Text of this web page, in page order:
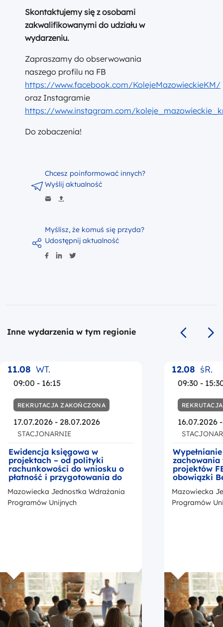
Skontaktujemy się z osobami
zakwalifikowanymi do udziału w
wydarzeniu.
Zapraszamy do obserwowania
naszego profilu na FB
https://www.facebook.com/KolejeMazowieckieKM/
oraz Instagramie
https://www.instagram.com/
Do zobaczenia!
Myślisz, że komuś się przyda?
Udostępnij aktualność
Chcesz poinformować innych?
Wyślij aktualność
Inne wydarzenia w tym regionie
Poprzedni
11.08 WT.
09:00 - 16:15
REKRUTACJA ZAKOŃCZONA
17.07.2026 - 28.07.2026
STACJONARNIE
Ewidencja księgowa w
projektach – od polityki
rachunkowości do wniosku o
płatność i przygotowania do
Mazowiecka Jednostka Wdrażania
Programów Unijnych
12.08 śR.
09:30 -
16.07.2026
zachowania
projektów
obowiązki
z
promocji
Mazowiecka
Programów